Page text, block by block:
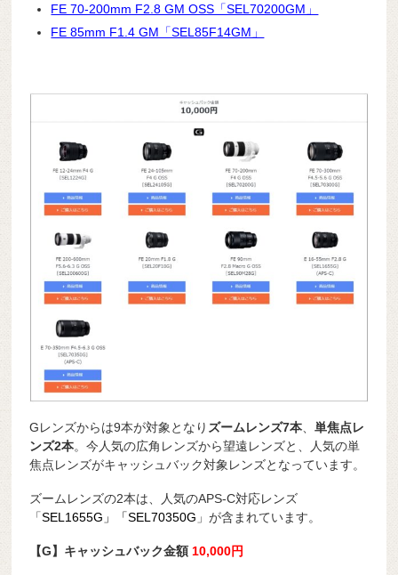
FE 70-200mm F2.8 GM OSS「SEL70200GM」
FE 85mm F1.4 GM「SEL85F14GM」
Gレンズからは9本が対象となり ズームレンズ7本 、単焦点レ
ンズ2本。今人気の広角レンズから望遠レンズと、人気の単
焦点レンズがキャッシュバック対象レンズとなっています。
ズームレンズの2本は、人気のAPS-C対応レンズ
「SEL1655G」「SEL70350G 」が含まれています。
【G】キャッシュバック金額 10,000円